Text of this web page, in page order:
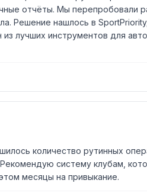
отчёты. Мы перепробовали
Решение нашлось в
лучших инструментов для
количество рутинных
систему клубам,
месяцы на привыкание.